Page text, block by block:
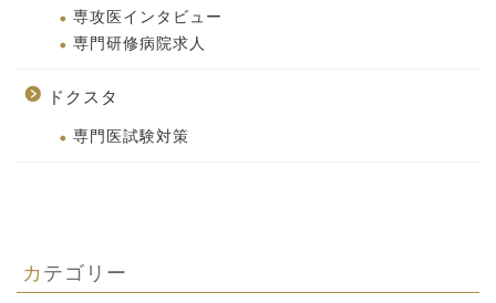
専攻医インタビュー
専門研修病院求人
ドクスタ
専門医試験対策
カテゴリー